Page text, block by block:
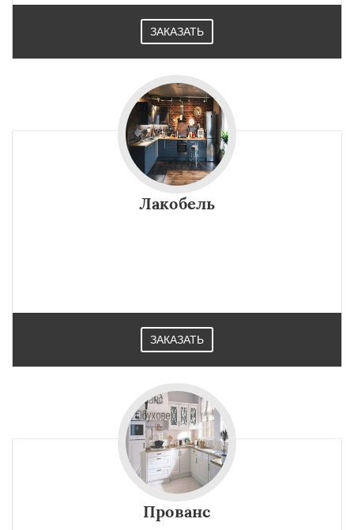
ЗАКАЗАТЬ
Лакобель
ЗАКАЗАТЬ
Прованс